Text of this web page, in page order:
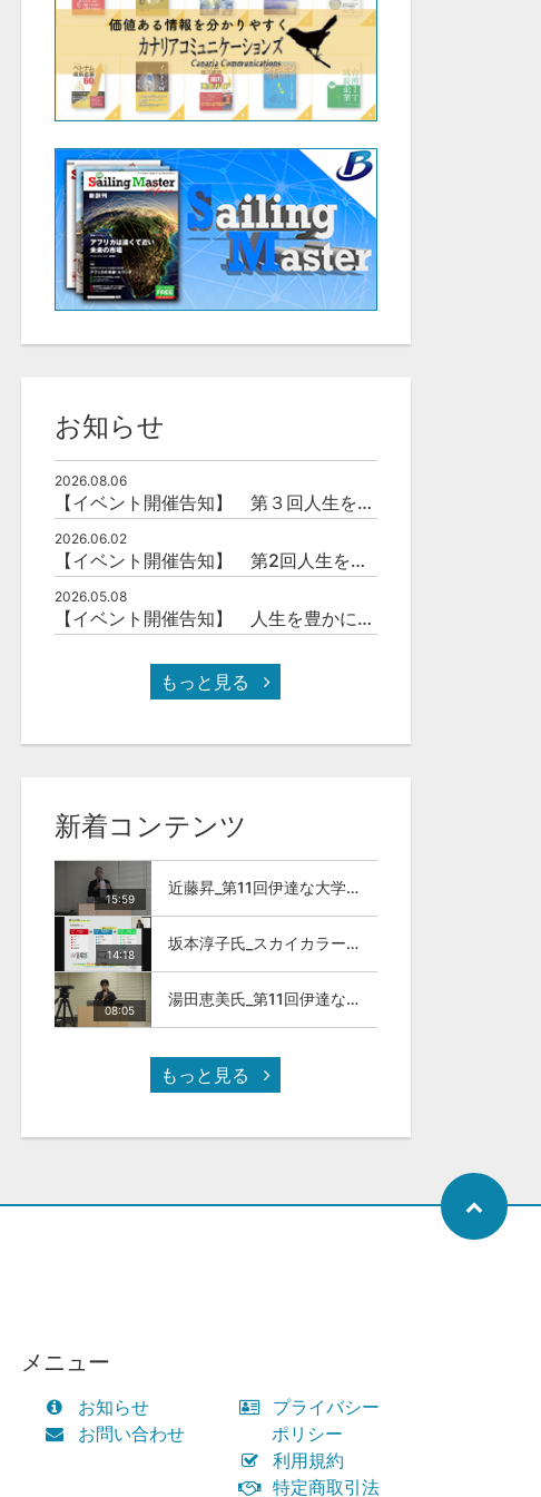
お知らせ
2026.08.06
【イベント開催告知】 第３回人生を豊かにする「本の力」を学ぶ会
2026.06.02
【イベント開催告知】 第2回人生を豊かにする「本の力」を学ぶ会
2026.05.08
【イベント開催告知】 人生を豊かにする「本の力」を学ぶ会
もっと見る
新着コンテンツ
15:59
近藤昇_第11回伊達な大学院セミナー
14:18
坂本淳子氏_スカイカラー人材とは
08:05
湯田恵美氏_第11回伊達な大学院セミナー
もっと見る
メニュー
お知らせ
お問い合わせ
プライバシー
ポリシー
利用規約
特定商取引法